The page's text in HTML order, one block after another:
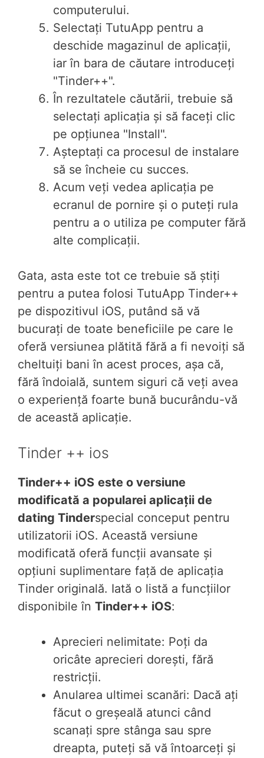
computerului.
Selectați TutuApp pentru a
deschide magazinul de aplicații,
iar în bara de căutare introduceți
"Tinder++".
În rezultatele căutării, trebuie să
selectați aplicația și să faceți clic
pe opțiunea "Install".
Așteptați ca procesul de instalare
să se încheie cu succes.
Acum veți vedea aplicația pe
ecranul de pornire și o puteți rula
pentru a o utiliza pe computer fără
alte complicații.
Gata, asta este tot ce trebuie să știți
pentru a putea folosi TutuApp Tinder++
pe dispozitivul iOS, putând să vă
bucurați de toate beneficiile pe care le
oferă versiunea plătită fără a fi nevoiți să
cheltuiți bani în acest proces, așa că,
fără îndoială, suntem siguri că veți avea
o experiență foarte bună bucurându-vă
de această aplicație.
Tinder ++ ios
Tinder++ iOS este o versiune
modificată a popularei aplicații de
dating Tinderspecial conceput pentru
utilizatorii iOS. Această versiune
modificată oferă funcții avansate și
opțiuni suplimentare față de aplicația
Tinder originală. Iată o listă a funcțiilor
disponibile în Tinder++ iOS:
Aprecieri nelimitate: Poți da
oricâte aprecieri dorești, fără
restricții.
Anularea ultimei scanări: Dacă ați
făcut o greșeală atunci când
scanați spre stânga sau spre
dreapta, puteți să vă întoarceți și